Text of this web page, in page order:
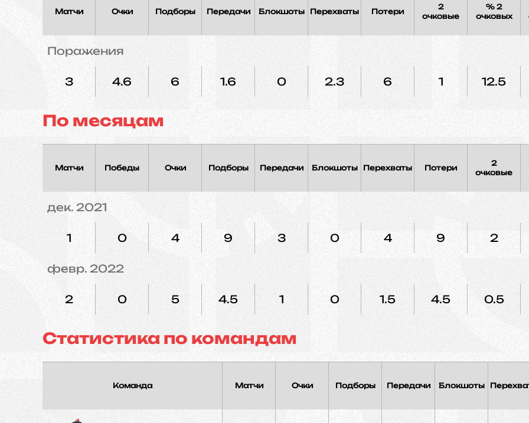
Матчи Очки Подборы Передачи Блокшоты Перехваты Потери
2
очковые
% 2
очковых
Поражения
3 4.6 6 1.6 0 2.3 6 1 12.5
По месяцам
Матчи Победы Очки Подборы Передачи Блокшоты Перехваты Потери
2
очковые
дек. 2021
1 0 4 9 3 0 4 9 2
февр. 2022
2 0 5 4.5 1 0 1.5 4.5 0.5
Статистика по командам
Команда Матчи Очки Подборы Передачи Блокшоты